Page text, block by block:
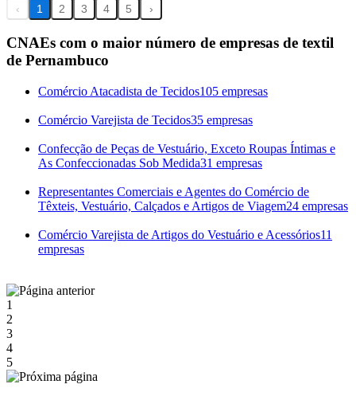
‹ 1 2 3 4 5 ›
CNAEs com o maior número de empresas de textil
de Pernambuco
Comércio Atacadista de Tecidos105 empresas
Comércio Varejista de Tecidos35 empresas
Confecção de Peças de Vestuário, Exceto Roupas Íntimas e
As Confeccionadas Sob Medida31 empresas
Representantes Comerciais e Agentes do Comércio de
Têxteis, Vestuário, Calçados e Artigos de Viagem24 empresas
Comércio Varejista de Artigos do Vestuário e Acessórios11
empresas
1
2
3
4
5